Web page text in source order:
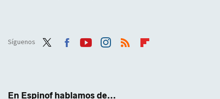
Síguenos
En Espinof hablamos de...